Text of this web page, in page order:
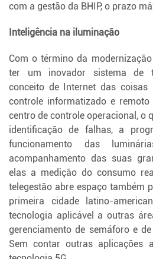
com a gestão da BHIP, o prazo
Inteligência na iluminação
Com o término da
ter um inovador sistema de
conceito de Internet das coisas
controle informatizado e
centro de controle operacional, o
identificação de falhas, a
funcionamento das
acompanhamento das suas
elas a medição do consumo
telegestão abre espaço também
primeira cidade latino-
tecnologia aplicável a outras
gerenciamento de semáforo e
Sem contar outras aplicações